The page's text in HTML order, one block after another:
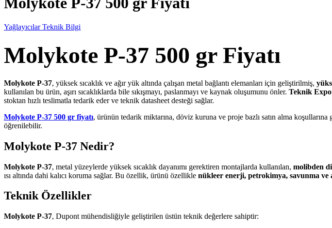
Yağlayıcılar Teknik Bilgi
Molykote P-37 500 gr Fiyatı
Molykote P-37, yüksek sıcaklık ve ağır yük altında çalışan metal bağlantı elemanları için geliştirilmiş,
kullanılan bu ürün, aşırı sıcaklıklarda bile sıkışmayı, paslanmayı ve kaynak oluşumunu önler. Teknik Expo
stoktan hızlı teslimatla tedarik eder ve teknik datasheet desteği sağlar.
Molykote P-37 500 gr fiyatı, ürünün tedarik miktarına, döviz kuruna ve proje bazlı satın alma
öğrenilebilir.
Molykote P-37 Nedir?
Molykote P-37, metal yüzeylerde yüksek sıcaklık dayanımı gerektiren montajlarda kullanılan, molibden
ısı altında dahi kalıcı koruma sağlar. Bu özellik, ürünü özellikle nükleer enerji, petrokimya, savunma ve
Teknik Özellikler
Molykote P-37, Dupont mühendisliğiyle geliştirilen üstün teknik değerlere sahiptir: